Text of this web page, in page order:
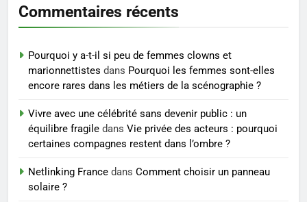
6
peau éclatante grâce à The
Ordinary
SANTÉ
7
Prévenir les chutes chez les
exercices
BIEN ÊTRE
Commentaires récents
Pourquoi y a-t-il si peu de femmes clowns et
marionnettistes dans Pourquoi les femmes sont-elles
encore rares dans les métiers de la scénographie ?
Vivre avec une célébrité sans devenir public : un
équilibre fragile dans Vie privée des acteurs : pourquoi
certaines compagnes restent dans l’ombre ?
Netlinking France dans Comment choisir un panneau
solaire ?